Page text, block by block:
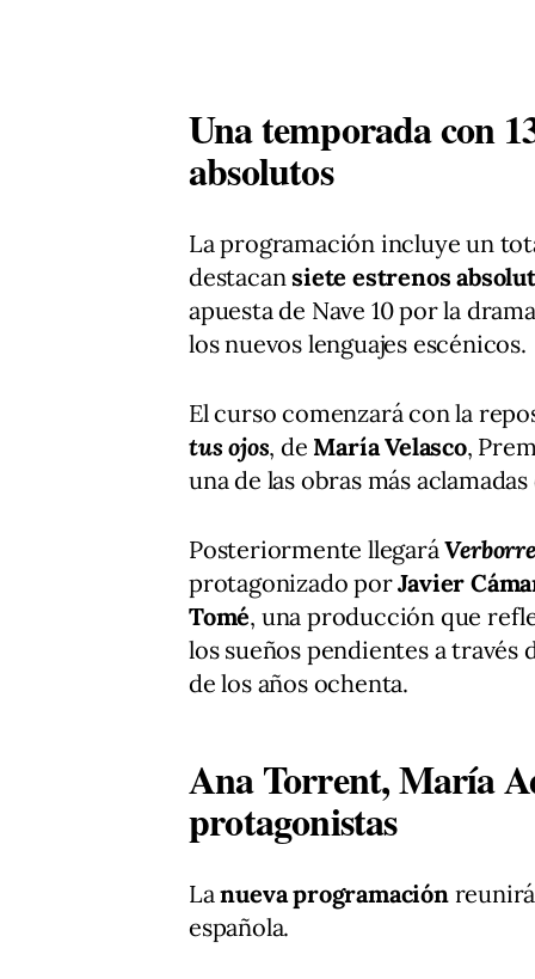
Una temporada con
absolutos
La programación incluye un
destacansiete estrenos
apuesta de Nave 10 por la
los nuevos lenguajes escénicos.
El curso comenzará con la
tus ojos, de María Velasco,
una de las obras más
Posteriormente llegará
protagonizado porJavier
Tomé, una producción que
los sueños pendientes a
de los años ochenta.
Ana Torrent, María
protagonistas
Lanueva programaciónreunirá
española.